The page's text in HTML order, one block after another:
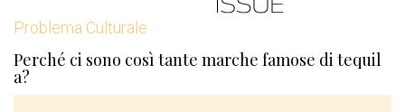
Problema Culturale
Perché ci sono così tante marche famose di tequil
a?